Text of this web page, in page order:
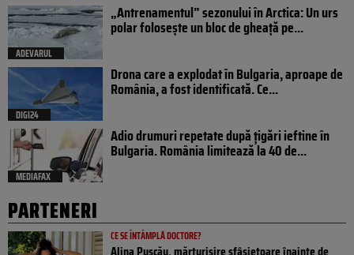
ADEVARUL
„Antrenamentul” sezonului în Arctica: Un urs
polar folosește un bloc de gheață pe...
DIGI24
Drona care a explodat în Bulgaria, aproape de
România, a fost identificată. Ce...
MEDIAFAX
Adio drumuri repetate după țigări ieftine în
Bulgaria. România limitează la 40 de...
PARTENERI
CE SE ÎNTÂMPLĂ DOCTORE?